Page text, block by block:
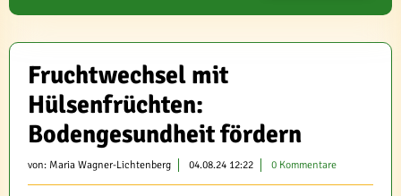
Fruchtwechsel mit
Hülsenfrüchten:
Bodengesundheit fördern
von: Maria Wagner-Lichtenberg 04.08.24 12:22 0 Kommentare